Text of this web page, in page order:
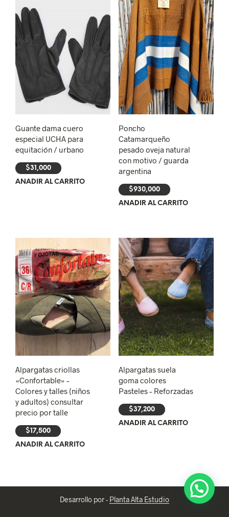
Guante dama cuero
especial UCHA para
equitación / urbano
$31,000
AÑADIR AL CARRITO
Poncho
Catamarqueño
pesado oveja natural
con motivo / guarda
argentina
$930,000
AÑADIR AL CARRITO
Alpargatas criollas
«Confortable» –
Colores y talles (niños
y adultos) consultar
precio por talle
$ 17,500
AÑADIR AL CARRITO
Alpargatas suela
goma colores
Pasteles – Reforzadas
$37,200
AÑADIR AL CARRITO
Desarrollo por - Planta Alta Estudio